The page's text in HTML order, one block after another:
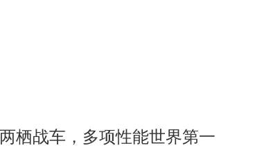
栖战车，多项性能世界第一